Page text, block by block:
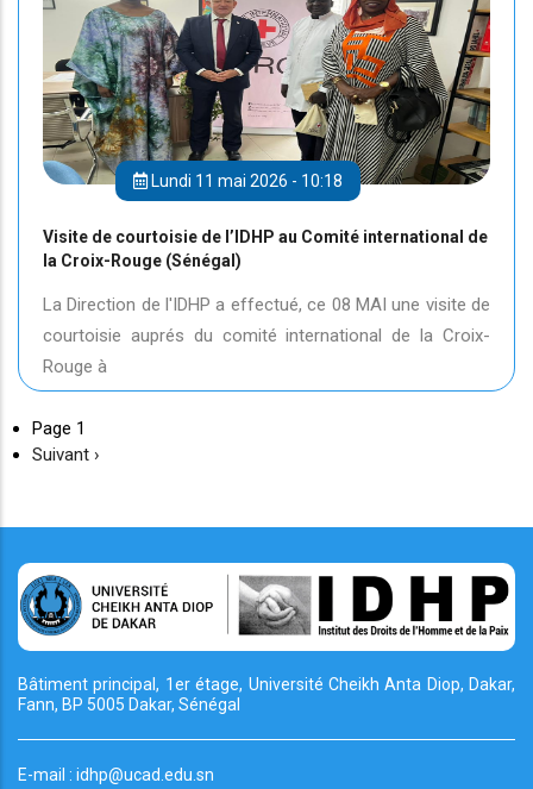
Lundi 11 mai 2026 - 10:18
Visite de courtoisie de l’IDHP au Comité international de
la Croix-Rouge (Sénégal)
La Direction de l'IDHP a effectué, ce 08 MAI une visite de
courtoisie auprés du comité international de la Croix-
Rouge à
Page 1
Page
Suivant ›
Bâtiment principal, 1er étage, Université CheikhAnta Diop, Dakar,
Fann, BP 5005 Dakar, Sénégal
E-mail : idhp@ucad.edu.sn